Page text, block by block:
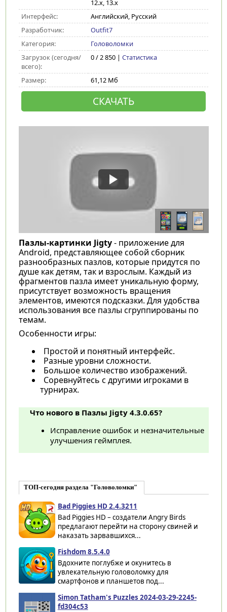
12.x, 13.x
Интерфейс:
Английский, Русский
Разработчик:
Outfit7
Категория:
Головоломки
Загрузок (сегодня/
всего):
0 / 2 850 | Статистика
Размер: 61,12 Мб
СКАЧАТЬ
Пазлы-картинки Jigty- приложение для
Android, представляющее собой сборник
разнообразных пазлов, которые придутся по
душе как детям, так и взрослым. Каждый из
фрагментов пазла имеет уникальную форму,
присутствует возможность вращения
элементов, имеются подсказки. Для удобства
использования все пазлы сгруппированы по
темам.
Особенности игры:
Простой и понятный интерфейс.
Разные уровни сложности.
Большое количество изображений.
Соревнуйтесь с другими игроками в
турнирах.
Что нового в Пазлы Jigty 4.3.0.65?
Исправление ошибок и незначительные
улучшения геймплея.
ТОП-сегодня раздела "Головоломки"
Bad Piggies HD 2.4.3211
Bad Piggies HD – создатели Angry Birds
предлагают перейти на сторону свиней и
наказать зарвавшихся...
Fishdom 8.5.4.0
Вдохните поглубже и окунитесь в
увлекательную головоломку для
смартфонов и планшетов под...
Simon Tatham's Puzzles 2024-03-29-2245-
fd304c53